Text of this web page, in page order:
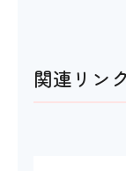
関連リンク